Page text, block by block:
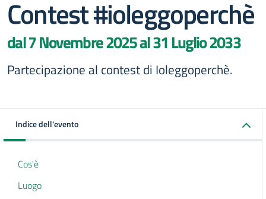
Contest #ioleggoperchè
dal 7 Novembre 2025 al 31 Luglio 2033
Partecipazione al contest di Ioleggoperchè.
Indice dell'evento
Cos'è
Luogo